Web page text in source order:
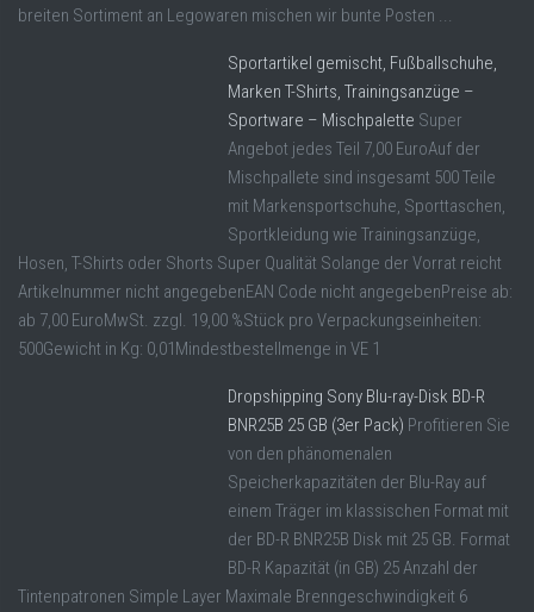
breiten Sortiment an Legowaren mischen wir bunte Posten ...
Sportartikel gemischt, Fußballschuhe,
Marken T-Shirts, Trainingsanzüge –
Sportware – Mischpalette Super
Angebot jedes Teil 7,00 EuroAuf der
Mischpallete sind insgesamt 500 Teile
mit Markensportschuhe, Sporttaschen,
Sportkleidung wie Trainingsanzüge,
Hosen, T-Shirts oder Shorts Super Qualität Solange der Vorrat reicht
Artikelnummer nicht angegebenEAN Code nicht angegebenPreise ab:
ab 7,00 EuroMwSt. zzgl. 19,00 %Stück pro Verpackungseinheiten:
500Gewicht in Kg: 0,01Mindestbestellmenge in VE 1
Dropshipping Sony Blu-ray-Disk BD-R
BNR25B 25 GB (3er Pack) Profitieren Sie
von den phänomenalen
Speicherkapazitäten der Blu-Ray auf
einem Träger im klassischen Format mit
der BD-R BNR25B Disk mit 25 GB. Format
BD-R Kapazität (in GB) 25 Anzahl der
Tintenpatronen Simple Layer Maximale Brenngeschwindigkeit 6